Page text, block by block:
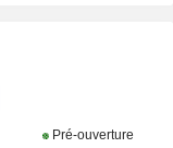
Pré-ouverture